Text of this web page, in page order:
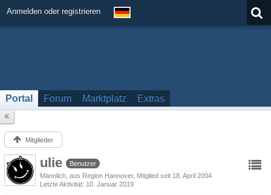
Anmelden oder registrieren
Portal Forum Marktplatz Extras
Mitglieder
ulie
Benutzer
Männlich aus Region Hannover Mitglied seit 18. April 2004
Letzte Aktivität 10. Januar 2019